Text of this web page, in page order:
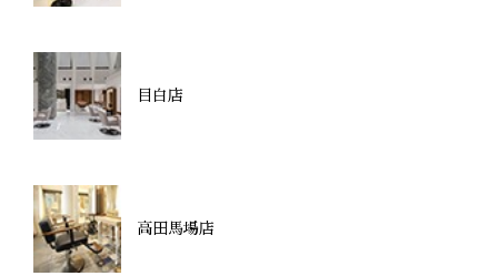
目白店
高田馬場店